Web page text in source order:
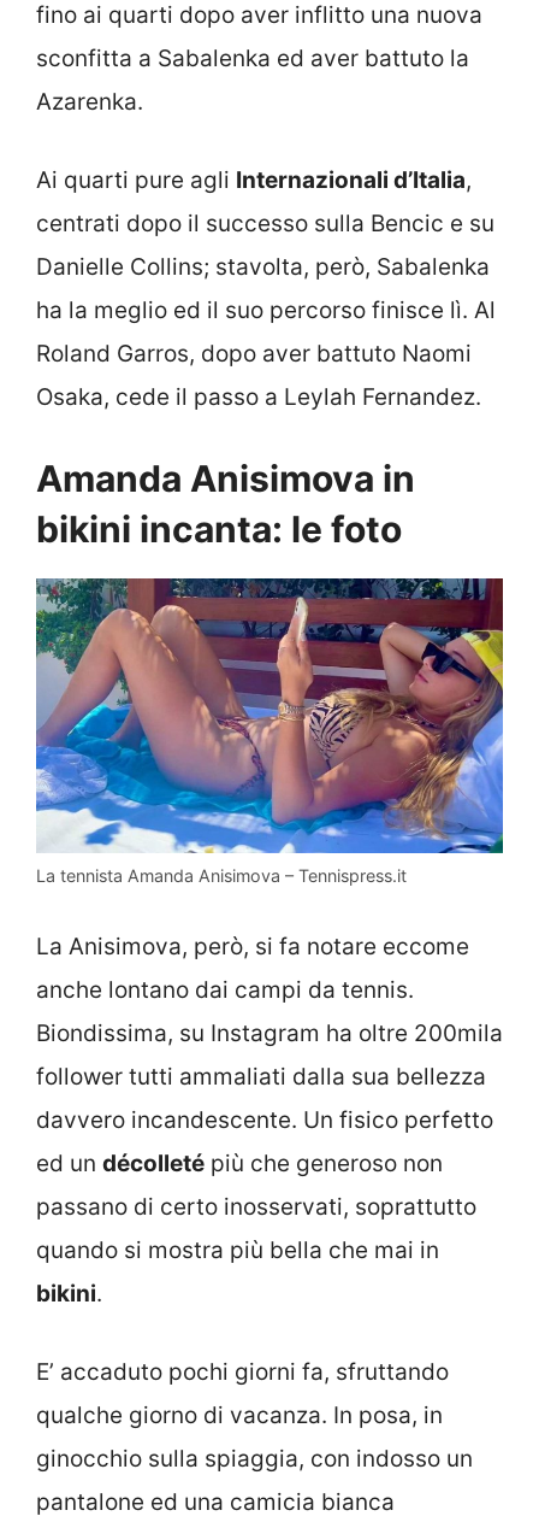
fino ai quarti dopo aver inflitto una nuova
sconfitta a Sabalenka ed aver battuto la
Azarenka.
Ai quarti pure agli Internazionali d’Italia,
centrati dopo il successo sulla Bencic e su
Danielle Collins; stavolta, però, Sabalenka
ha la meglio ed il suo percorso finisce lì. Al
Roland Garros, dopo aver battuto Naomi
Osaka, cede il passo a Leylah Fernandez.
Amanda Anisimova in
bikini incanta: le foto
La tennista Amanda Anisimova – Tennispress.it
La Anisimova, però, si fa notare eccome
anche lontano dai campi da tennis.
Biondissima, su Instagram ha oltre 200mila
follower tutti ammaliati dalla sua bellezza
davvero incandescente. Un fisico perfetto
ed un décolleté più che generoso non
passano di certo inosservati, soprattutto
quando si mostra più bella che mai in
bikini.
E’ accaduto pochi giorni fa, sfruttando
qualche giorno di vacanza. In posa, in
ginocchio sulla spiaggia, con indosso un
pantalone ed una camicia bianca